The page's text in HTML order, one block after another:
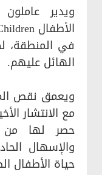
ويدير
في المنطقة،
الهائل عليهم.
ويعمق نقص
مع الانتشار
حصر لها من
والإسهال
حياة الأطفال